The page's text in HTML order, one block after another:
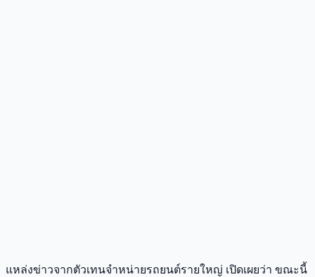
แหล่งข่าวจากตัวเทนจำหน่ายรถยนต์รายใหญ่ เปิดเผยว่า ขณะนี้